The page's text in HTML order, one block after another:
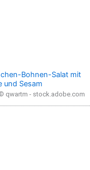
Bohnen-Salat mit
und Sesam
qwartm - stock.adobe.com